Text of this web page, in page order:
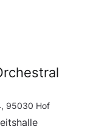
95030 Hof